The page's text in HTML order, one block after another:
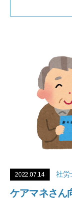
2022.07.14 社労
ケアマネさん